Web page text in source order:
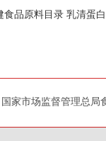
食品原料目录 乳清蛋
国家市场监督管理总局